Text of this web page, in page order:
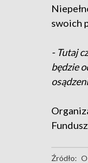
swoich
- Tutaj
będzie
Źródło: